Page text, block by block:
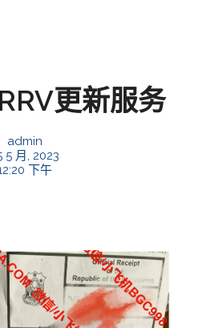
更新服务
admin
5 月, 2023
下午